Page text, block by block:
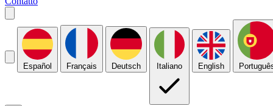
Español Français Deutsch Italiano English